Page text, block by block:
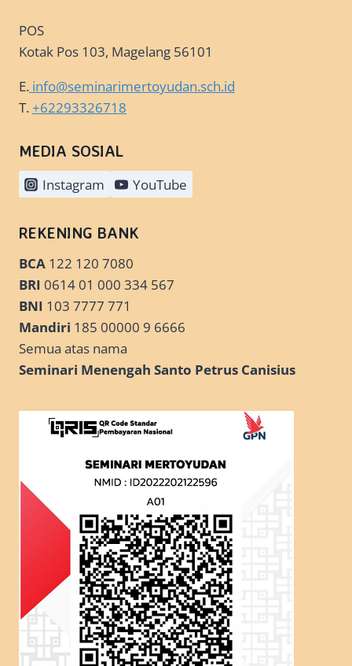
POS
Kotak Pos 103, Magelang 56101
E. info@seminarimertoyudan.sch.id
T.+62293326718
MEDIA SOSIAL
Instagram YouTube
REKENING BANK
BCA 122 120 7080
BRI 0614 01 000 334 567
BNI 103 7777 771
Mandiri 185 00000 9 6666
Semua atas nama
Seminari Menengah Santo Petrus Canisius